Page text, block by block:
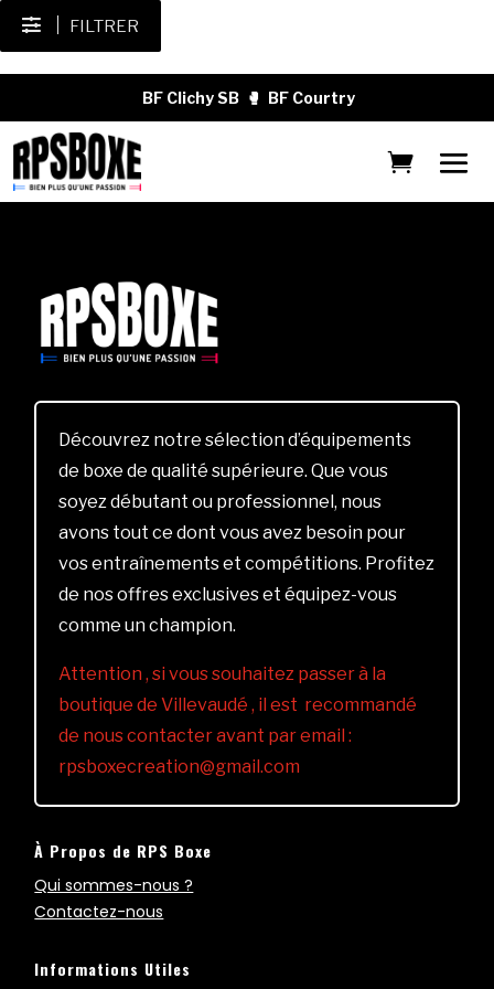
FILTRER
BF Clichy SB 🥊 BF Courtry
Découvrez notre sélection d’équipements
de boxe de qualité supérieure. Que vous
soyez débutant ou professionnel, nous
avons tout ce dont vous avez besoin pour
vos entraînements et compétitions. Profitez
de nos offres exclusives et équipez-vous
comme un champion.
Attention , si vous souhaitez passer à la
boutique de Villevaudé , il est recommandé
de nous contacter avant par email :
rpsboxecreation@gmail.com
À Propos de RPS Boxe
Qui sommes-nous ?
Contactez-nous
Informations Utiles